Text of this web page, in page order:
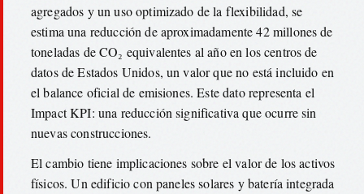
agregados y un uso optimizado de la flexibilidad, se
estima una reducción de aproximadamente 42 millones de
toneladas de CO₂ equivalentes al año en los centros de
datos de Estados Unidos, un valor que no está incluido en
el balance oficial de emisiones. Este dato representa el
Impact KPI: una reducción significativa que ocurre sin
nuevas construcciones.
El cambio tiene implicaciones sobre el valor de los activos
físicos. Un edificio con paneles solares y batería integrada